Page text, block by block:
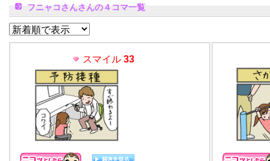
フニャコさんさんの４コマ一覧
スマイル 33